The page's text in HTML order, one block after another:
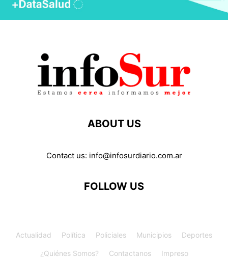
ABOUT US
Contact us: info@infosurdiario.com.ar
FOLLOW US
Actualidad Política Policiales Municipios Deportes
¿Quiénes Somos? Contactanos Impreso